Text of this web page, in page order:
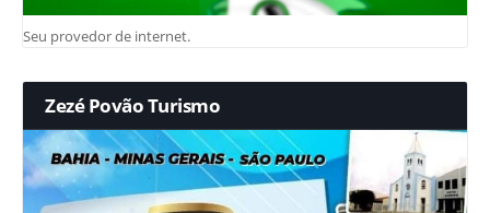
Seu provedor de internet.
Zezé Povão Turismo